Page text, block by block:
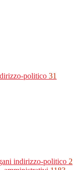
politico 31
indirizzo-politico 2